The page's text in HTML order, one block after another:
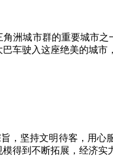
洲城市群的重要城市
车驶入这座绝美的城市
，坚持文明待客，用
得到不断拓展，经济